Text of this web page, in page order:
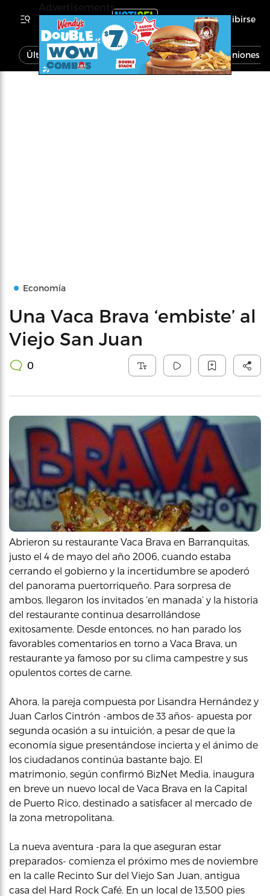
Inscribirse
Última Hora Noticias Economía Opiniones
Economía
Una Vaca Brava ‘embiste’ al
Viejo San Juan
0
Abrieron su restaurante Vaca Brava en Barranquitas,
justo el 4 de mayo del año 2006, cuando estaba
cerrando el gobierno y la incertidumbre se apoderó
del panorama puertorriqueño. Para sorpresa de
ambos, llegaron los invitados ‘en manada’ y la historia
del restaurante continua desarrollándose
exitosamente. Desde entonces, no han parado los
favorables comentarios en torno a Vaca Brava, un
restaurante ya famoso por su clima campestre y sus
opulentos cortes de carne.
Ahora, la pareja compuesta por Lisandra Hernández y
Juan Carlos Cintrón -ambos de 33 años- apuesta por
segunda ocasión a su intuición, a pesar de que la
economía sigue presentándose incierta y el ánimo de
los ciudadanos continúa bastante bajo. El
matrimonio, según confirmó BizNet Media, inaugura
en breve un nuevo local de Vaca Brava en la Capital
de Puerto Rico, destinado a satisfacer al mercado de
la zona metropolitana.
La nueva aventura -para la que aseguran estar
preparados- comienza el próximo mes de noviembre
en la calle Recinto Sur del Viejo San Juan, antigua
casa del Hard Rock Café. En un local de 13,500 pies
Advertisements